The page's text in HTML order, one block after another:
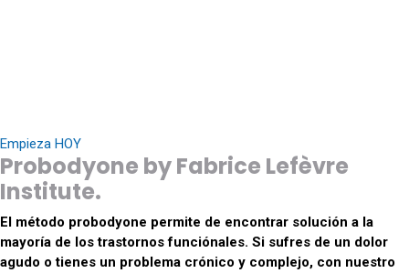
Empieza HOY
Probodyone by Fabrice Lefèvre
Institute.
El método probodyone permite de encontrar solución a la
mayoría de los trastornos funciónales. Si sufres de un dolor
agudo o tienes un problema crónico y complejo, con nuestro